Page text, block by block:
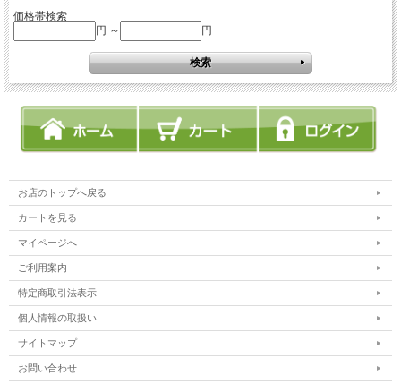
価格帯検索
円 ～
円
お店のトップへ戻る
カートを見る
マイページへ
ご利用案内
特定商取引法表示
個人情報の取扱い
サイトマップ
お問い合わせ